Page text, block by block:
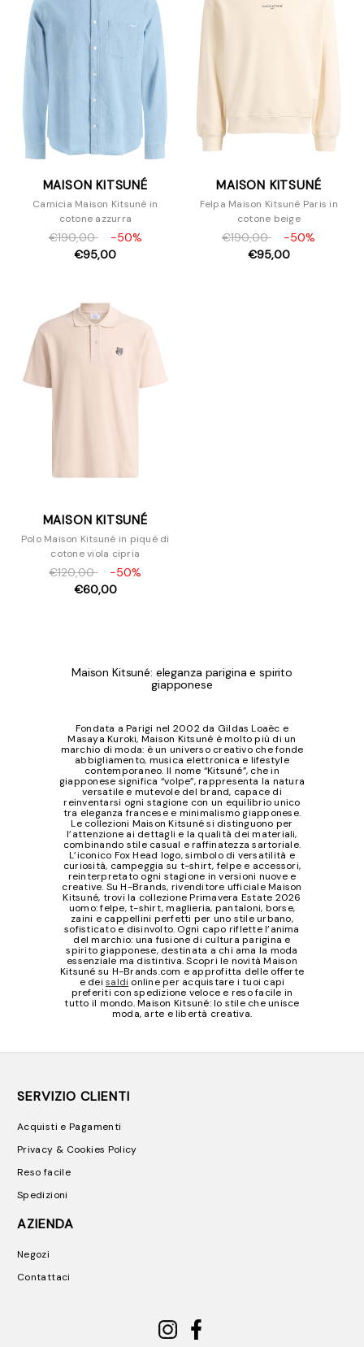
MAISON KITSUNÉ
Camicia Maison Kitsuné in
cotone azzurra
€190,00
-50%
€95,00
MAISON KITSUNÉ
Felpa Maison Kitsuné Paris in
cotone beige
€190,00
-50%
€95,00
MAISON KITSUNÉ
Polo Maison Kitsuné in piqué di
cotone viola cipria
€120,00
-50%
€60,00
Maison Kitsuné: eleganza parigina e spirito
giapponese
Fondata a Parigi nel 2002 da Gildas Loaëc e
Masaya Kuroki, Maison Kitsuné è molto più di un
marchio di moda: è un universo creativo che fonde
abbigliamento, musica elettronica e lifestyle
contemporaneo. Il nome “Kitsuné”, che in
giapponese significa “volpe”, rappresenta la natura
versatile e mutevole del brand, capace di
reinventarsi ogni stagione con un equilibrio unico
tra eleganza francese e minimalismo giapponese.
Le collezioni Maison Kitsuné si distinguono per
l’attenzione ai dettagli e la qualità dei materiali,
combinando stile casual e raffinatezza sartoriale.
L’iconico Fox Head logo, simbolo di versatilità e
curiosità, campeggia su t-shirt, felpe e accessori,
reinterpretato ogni stagione in versioni nuove e
creative. Su H-Brands, rivenditore ufficiale Maison
Kitsuné, trovi la collezione Primavera Estate 2026
uomo: felpe, t-shirt, maglieria, pantaloni, borse,
zaini e cappellini perfetti per uno stile urbano,
sofisticato e disinvolto. Ogni capo riflette l’anima
del marchio: una fusione di cultura parigina e
spirito giapponese, destinata a chi ama la moda
essenziale ma distintiva. Scopri le novità Maison
Kitsuné su H-Brands.com e approfitta delle offerte
e deisaldi online per acquistare i tuoi capi
preferiti con spedizione veloce e reso facile in
tutto il mondo. Maison Kitsuné: lo stile che unisce
moda, arte e libertà creativa.
SERVIZIO CLIENTI
Acquisti e Pagamenti
Privacy & Cookies Policy
Reso facile
Spedizioni
AZIENDA
Negozi
Contattaci